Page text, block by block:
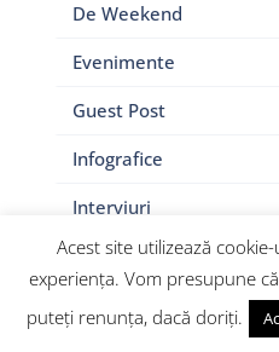
De Weekend
Evenimente
Guest Post
Infografice
Interviuri
Logistica
Marketing
Acest site utilizează
experiența. Vom presupune
puteți renunța, dacă doriți.